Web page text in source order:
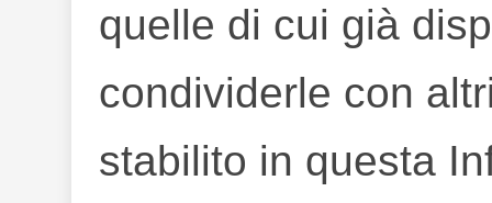
quelle di cui già
condividerle con
stabilito in questa